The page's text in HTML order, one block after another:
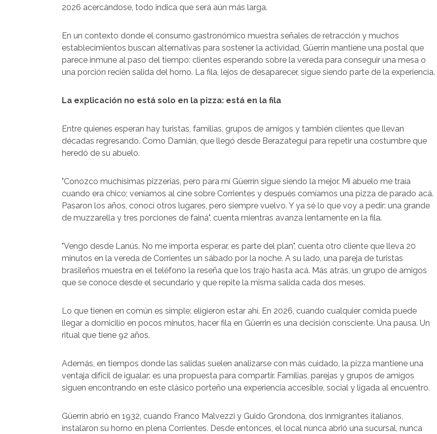
2026 acercándose, todo indica que será aún más larga.
En un contexto donde el consumo gastronómico muestra señales de retracción y muchos
establecimientos buscan alternativas para sostener la actividad, Güerrin mantiene una postal que
parece inmune al paso del tiempo: clientes esperando sobre la vereda para conseguir una mesa o
una porción recién salida del horno. La fila, lejos de desaparecer, sigue siendo parte de la experiencia.
La explicación no está solo en la pizza: está en la fila
Entre quienes esperan hay turistas, familias, grupos de amigos y también clientes que llevan
décadas regresando. Como Damián, que llegó desde Berazategui para repetir una costumbre que
heredó de su abuelo.
"Conozco muchísimas pizzerías, pero para mí Güerrín sigue siendo la mejor. Mi abuelo me traía
cuando era chico; veníamos al cine sobre Corrientes y después comíamos una pizza de parado acá.
Pasaron los años, conocí otros lugares, pero siempre vuelvo. Y ya sé lo que voy a pedir: una grande
de muzzarella y tres porciones de fainá", cuenta mientras avanza lentamente en la fila.
"Vengo desde Lanús. No me importa esperar, es parte del plan", cuenta otro cliente que lleva 20
minutos en la vereda de Corrientes un sábado por la noche. A su lado, una pareja de turistas
brasileños muestra en el teléfono la reseña que los trajo hasta acá. Más atrás, un grupo de amigos
que se conoce desde el secundario y que repite la misma salida cada dos meses.
Lo que tienen en común es simple: eligieron estar ahí. En 2026, cuando cualquier comida puede
llegar a domicilio en pocos minutos, hacer fila en Güerrin es una decisión consciente. Una pausa. Un
ritual que tiene 92 años.
Además, en tiempos donde las salidas suelen analizarse con más cuidado, la pizza mantiene una
ventaja difícil de igualar: es una propuesta para compartir. Familias, parejas y grupos de amigos
siguen encontrando en este clásico porteño una experiencia accesible, social y ligada al encuentro.
Güerrín abrió en 1932, cuando Franco Malvezzi y Guido Grondona, dos inmigrantes italianos,
instalaron su horno en plena Corrientes. Desde entonces, el local nunca abrió una sucursal, nunca